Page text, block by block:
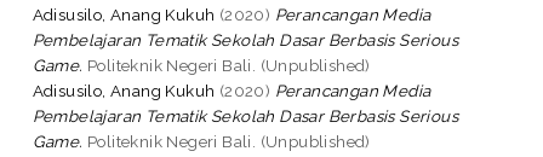
Adisusilo, Anang Kukuh (2020) Perancangan Media
Pembelajaran Tematik Sekolah Dasar Berbasis Serious
Game. Politeknik Negeri Bali. (Unpublished)
Adisusilo, Anang Kukuh (2020) Perancangan Media
Pembelajaran Tematik Sekolah Dasar Berbasis Serious
Game. Politeknik Negeri Bali. (Unpublished)